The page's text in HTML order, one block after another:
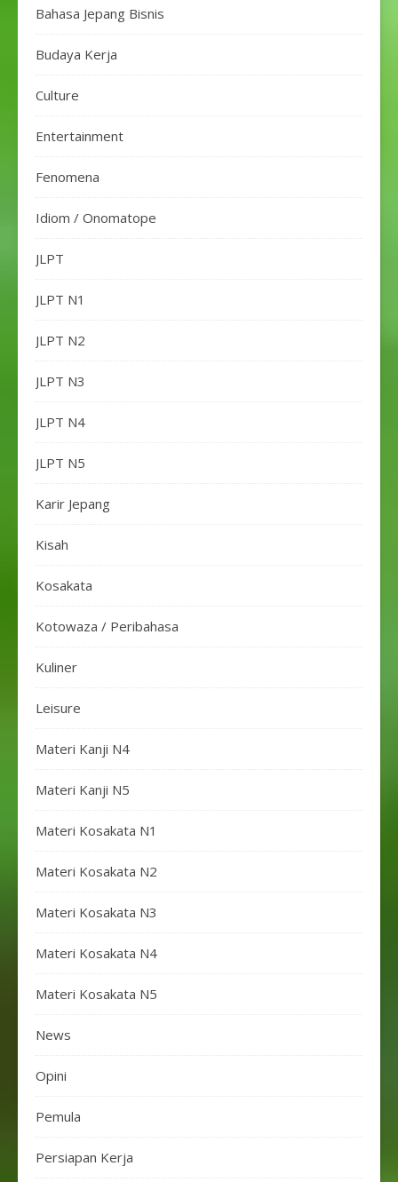
Bahasa Jepang Bisnis
Budaya Kerja
Culture
Entertainment
Fenomena
Idiom / Onomatope
JLPT
JLPT N1
JLPT N2
JLPT N3
JLPT N4
JLPT N5
Karir Jepang
Kisah
Kosakata
Kotowaza / Peribahasa
Kuliner
Leisure
Materi Kanji N4
Materi Kanji N5
Materi Kosakata N1
Materi Kosakata N2
Materi Kosakata N3
Materi Kosakata N4
Materi Kosakata N5
News
Opini
Pemula
Persiapan Kerja